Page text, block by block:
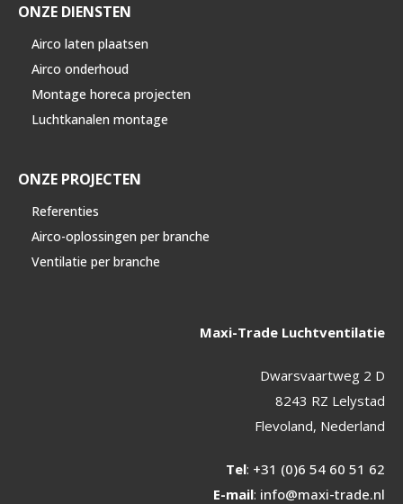
ONZE DIENSTEN
Airco laten plaatsen
Airco onderhoud
Montage horeca projecten
Luchtkanalen montage
ONZE PROJECTEN
Referenties
Airco-oplossingen per branche
Ventilatie per branche
Maxi-Trade Luchtventilatie
Dwarsvaartweg 2 D
8243 RZ Lelystad
Flevoland, Nederland
Tel: +31 (0)6 54 60 51 62
E-mail: info@maxi-trade.nl